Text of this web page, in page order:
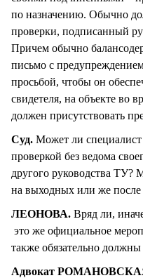
по назначению. Обычно
проверки, подписанный
Причем обычно
письмо с
просьбой, чтобы он
свидетеля, на объекте во
должен присутствовать
Суд. Может ли специалист
проверкой без ведома
другого руководства ТУ?
на выходных или же после
ЛЕОНОВА. Вряд ли,
это же официальное
также обязательно
Адвокат